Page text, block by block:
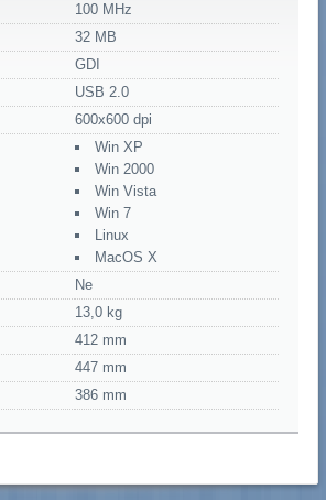
100 MHz
32 MB
GDI
USB 2.0
600x600 dpi
Win XP
Win 2000
Win Vista
Win 7
Linux
MacOS X
Ne
13,0 kg
412 mm
447 mm
386 mm